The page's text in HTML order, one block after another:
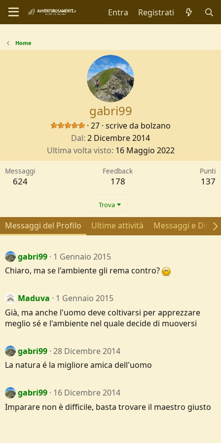
Entra Registrati
Home
gabri99
· 27 · scrive da bolzano
Dal 2 Dicembre 2014
Ultima volta visto 16 Maggio 2022
Messaggi
624
Feedback
178
Punti
137
Trova
Messaggi del Profilo Ultime attività Messaggi e
gabri99 1 Gennaio 2015
Chiaro, ma se l'ambiente gli rema contro?
Maduva
1 Gennaio 2015
Già, ma anche l'uomo deve coltivarsi per apprezzare
meglio sé e l'ambiente nel quale decide di muoversi
gabri99 28 Dicembre 2014
La natura é la migliore amica dell'uomo
gabri99 16 Dicembre 2014
Imparare non è difficile, basta trovare il maestro giusto